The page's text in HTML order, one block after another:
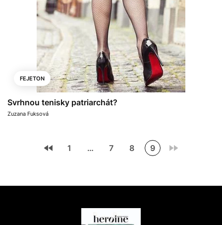
FEJETON
Svrhnou tenisky patriarchát?
Zuzana Fuksová
1 … 7 8 9